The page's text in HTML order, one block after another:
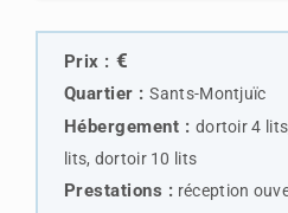
Prix : €
Quartier : Sants-Montjuïc
Hébergement : dortoir 4
lits, dortoir 10 lits
Prestations : réception